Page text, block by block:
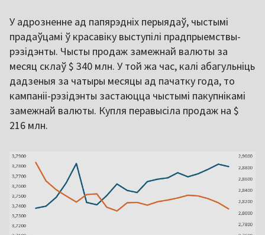
У адрозненне ад папярэдніх перыядаў, чыстымі
прадаўцамі ў красавіку выступілі прадпрыемствы-
рэзідэнты. Чысты продаж замежнай валюты за
месяц склаў $ 340 млн. У той жа час, калі абагульніць
дадзеныя за чатыры месяцы ад пачатку года, то
кампаніі-рэзідэнты застаюцца чыстымі пакупнікамі
замежнай валюты. Купля перавысіла продаж на $
216 млн.